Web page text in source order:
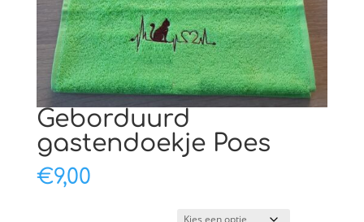
Geborduurd
gastendoekje Poes
€9,00